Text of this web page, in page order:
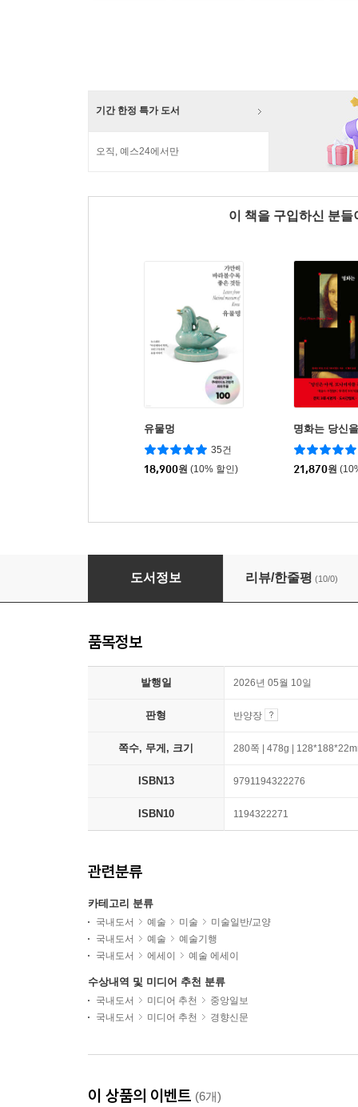
기간 한정 특가 도서
오직, 예스24에서만
이 책을 구입하신 분
유물멍
35건
18,900원 (10% 할인)
명화는 당신
21,870원
유물멍: 오래 볼수록 사랑스러운 것들
도서정보 리뷰/한줄평 (10/0)
품목정보
발행일 2026년 05월 10일
판형 반양장
쪽수, 무게, 크기 280쪽 | 478g |
ISBN13 9791194322276
ISBN10 1194322271
관련분류
카테고리 분류
국내도서 예술 미술
미술일반/교양
국내도서
예술
예술기행
국내도서
에세이 예술 에세이
수상내역 및 미디어 추천 분류
국내도서 미디어 추천
중앙일보
국내도서
미디어 추천 경향신문
이 상품의 이벤트 (6개)